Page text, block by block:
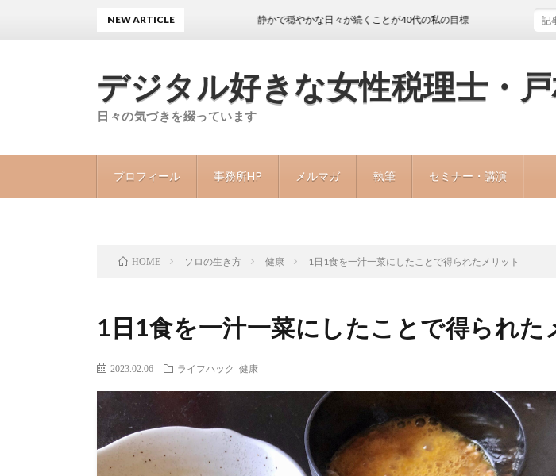
デジタル好きな女性税理士・
日々の気づきを綴っています
プロフィール 事務所HP メルマガ 執筆 セミナー・講演
NEW ARTICLE 静かで穏やかな日々が続くことが40代の私の目標
HOME ソロの生き方 健康 1日1食を一汁一菜にしたことで得られたメリット
1日1食を一汁一菜にしたことで得られた
2023.02.06 ライフハック 健康